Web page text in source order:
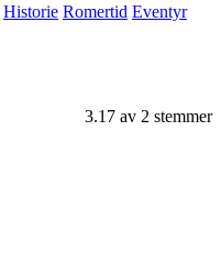
Historie Romertid Eventyr
3.17 av 2 stemmer